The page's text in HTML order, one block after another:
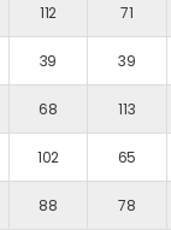
112 71
39 39
68 113
102 65
88 78